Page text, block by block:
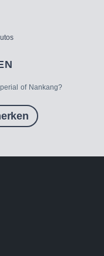
of Nankang?